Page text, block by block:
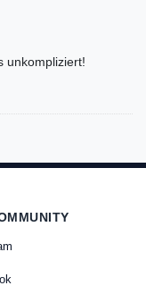
unkompliziert!